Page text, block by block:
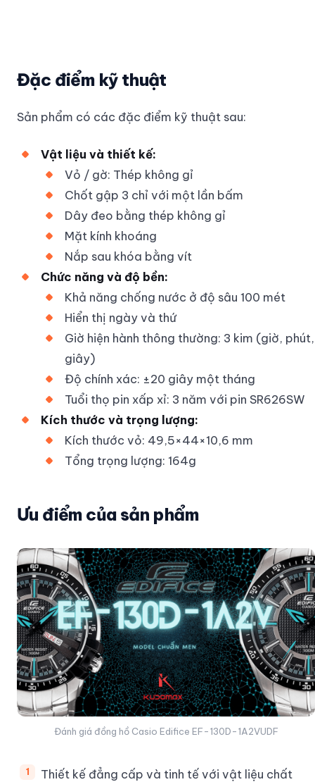
Đặc điểm kỹ thuật
Sản phẩm có các đặc điểm kỹ thuật sau:
Vật liệu và thiết kế:
Vỏ / gờ: Thép không gỉ
Chốt gập 3 chỉ với một lần bấm
Dây đeo bằng thép không gỉ
Mặt kính khoáng
Nắp sau khóa bằng vít
Chức năng và độ bền:
Khả năng chống nước ở độ sâu 100 mét
Hiển thị ngày và thứ
Giờ hiện hành thông thường: 3 kim (giờ, phút,
giây)
Độ chính xác: ±20 giây một tháng
Tuổi thọ pin xấp xỉ: 3 năm với pin SR626SW
Kích thước và trọng lượng:
Kích thước vỏ: 49,5×44×10,6 mm
Tổng trọng lượng: 164g
Ưu điểm của sản phẩm
Đánh giá đồng hồ Casio Edifice EF-130D-1A2VUDF
Thiết kế đẳng cấp và tinh tế với vật liệu chất